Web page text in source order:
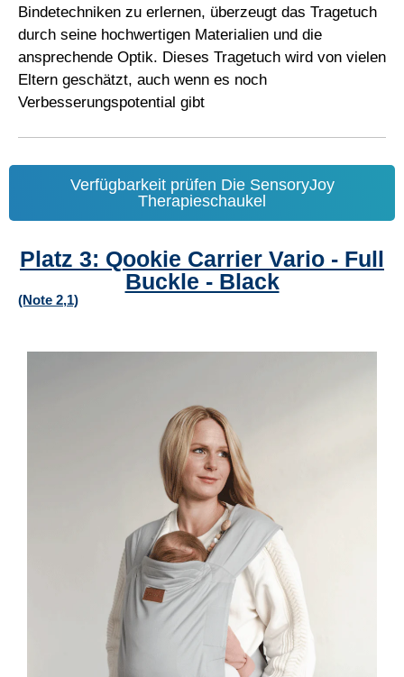
Bindetechniken zu erlernen, überzeugt das Tragetuch
durch seine hochwertigen Materialien und die
ansprechende Optik. Dieses Tragetuch wird von vielen
Eltern geschätzt, auch wenn es noch
Verbesserungspotential gibt
Verfügbarkeit prüfen Die SensoryJoy
Therapieschaukel
Platz 3: Qookie Carrier Vario - Full
Buckle - Black
(Note 2,1)